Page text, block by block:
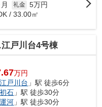
礼金 5万円
/ 33.00㎡
戸川台4号棟
万円
江戸川台 」駅 徒歩6分
初石 」駅 徒歩30分
運河 」駅 徒歩30分